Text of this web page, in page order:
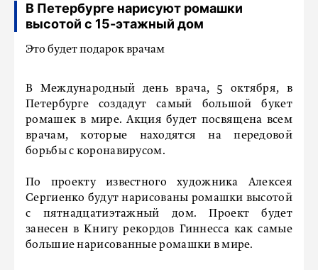
В Петербурге нарисуют ромашки
высотой с 15-этажный дом
Это будет подарок врачам
В Международный день врача, 5 октября, в
Петербурге создадут самый большой букет
ромашек в мире. Акция будет посвящена всем
врачам, которые находятся на передовой
борьбы с коронавирусом.
По проекту известного художника Алексея
Сергиенко будут нарисованы ромашки высотой
с пятнадцатиэтажный дом. Проект будет
занесен в Книгу рекордов Гиннесса как самые
большие нарисованные ромашки в мире.